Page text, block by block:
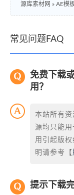
源库素材网 » AE模
常见问题FAQ
免费下载
用？
本站所有
源均只能
用引起版
明请参考【
提示下载